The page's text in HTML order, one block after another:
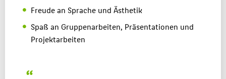
Freude an Sprache und Ästhetik
Spaß an Gruppenarbeiten, Präsentationen und
Projektarbeiten